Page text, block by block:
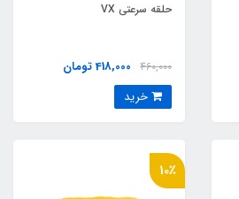
حلقه سرعتي VX
460,000 418,000 تومان
10٪